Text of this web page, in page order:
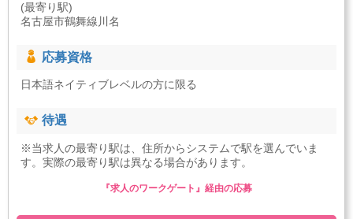
(最寄り駅)
名古屋市鶴舞線川名
応募資格
日本語ネイティブレベルの方に限る
待遇
※当求人の最寄り駅は、住所からシステムで駅を選んでいま
す。実際の最寄り駅は異なる場合があります。
『求人のワークゲート』経由の応募